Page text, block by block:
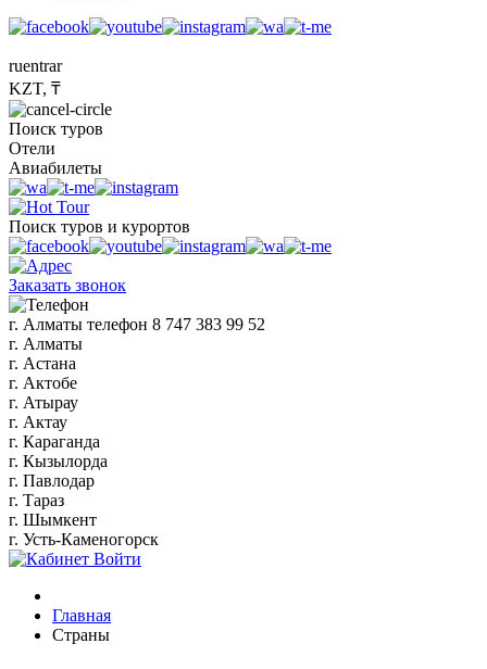
ruentrar
KZT, ₸
Поиск туров
Отели
Авиабилеты
Поиск туров и курортов
Заказать звонок
г. Алматы телефон 8 747 383 99 52
г. Алматы
г. Астана
г. Актобе
г. Атырау
г. Актау
г. Караганда
г. Кызылорда
г. Павлодар
г. Тараз
г. Шымкент
г. Усть-Каменогорск
Войти
Главная
Страны